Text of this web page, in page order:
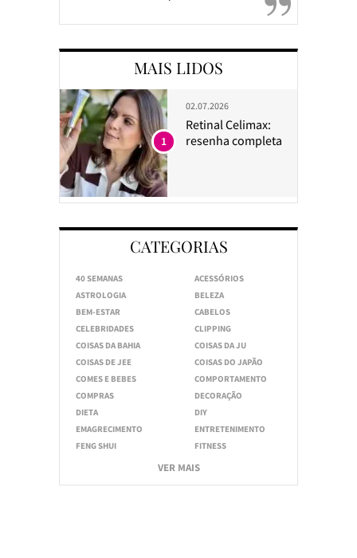
MAIS LIDOS
02.07.2026
Retinal Celimax:
resenha completa
1
CATEGORIAS
40 SEMANAS
ACESSÓRIOS
ASTROLOGIA
BELEZA
BEM-ESTAR
CABELOS
CELEBRIDADES
CLIPPING
COISAS DA BAHIA
COISAS DA JU
COISAS DE JEE
COISAS DO JAPÃO
COMES E BEBES
COMPORTAMENTO
COMPRAS
DECORAÇÃO
DIETA
DIY
EMAGRECIMENTO
ENTRETENIMENTO
FENG SHUI
FITNESS
VER MAIS